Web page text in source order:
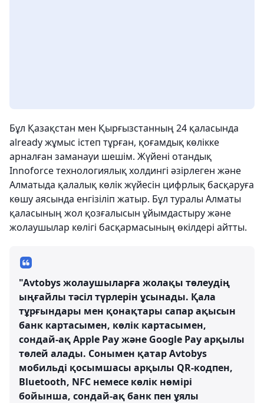
Бұл Қазақстан мен Қырғызстанның 24 қаласында
already жұмыс істеп тұрған, қоғамдық көлікке
арналған заманауи шешім. Жүйені отандық
Innoforce технологиялық холдингі әзірлеген және
Алматыда қалалық көлік жүйесін цифрлық басқаруға
көшу аясында енгізіліп жатыр. Бұл туралы Алматы
қаласының жол қозғалысын ұйымдастыру және
жолаушылар көлігі басқармасының өкілдері айтты.
"Avtobys жолаушыларға жолақы төлеудің
ыңғайлы тәсіл түрлерін ұсынады. Қала
тұрғындары мен қонақтары сапар ақысын
банк картасымен, көлік картасымен,
сондай-ақ Apple Pay және Google Pay арқылы
төлей алады. Сонымен қатар Avtobys
мобильді қосымшасы арқылы QR-кодпен,
Bluetooth, NFC немесе көлік нөмірі
бойынша, сондай-ақ банк пен ұялы